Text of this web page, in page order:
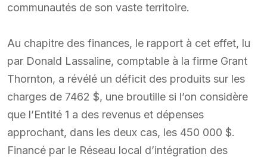
communautés de son vaste territoire.
Au chapitre des finances, le rapport à cet effet, lu
par Donald Lassaline, comptable à la firme Grant
Thornton, a révélé un déficit des produits sur les
charges de 7462 $, une broutille si l’on considère
que l’Entité 1 a des revenus et dépenses
approchant, dans les deux cas, les 450 000 $.
Financé par le Réseau local d’intégration des